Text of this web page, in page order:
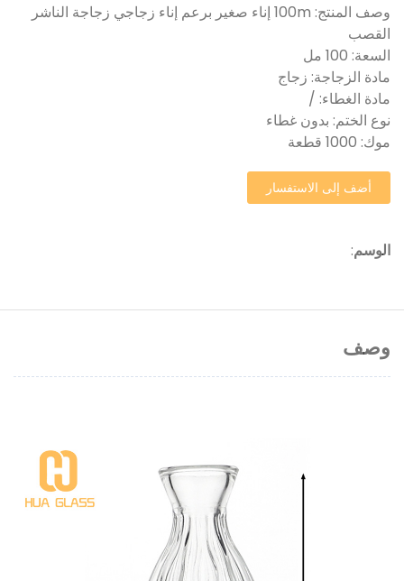
وصف المنتج: 100m إناء صغير برعم إناء زجاجي زجاجة الناشر
القصب
السعة: 100 مل
مادة الزجاجة: زجاج
مادة الغطاء: /
نوع الختم: بدون غطاء
موك: 1000 قطعة
أضف إلى الاستفسار
الوسم:
وصف